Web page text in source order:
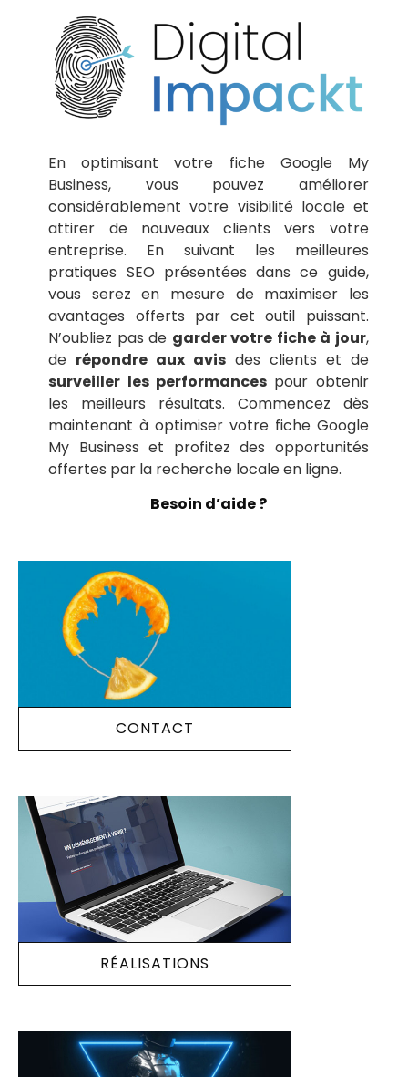
En optimisant votre fiche Google My
Business, vous pouvez améliorer
considérablement votre visibilité locale et
attirer de nouveaux clients vers votre
entreprise. En suivant les meilleures
pratiques SEO présentées dans ce guide,
vous serez en mesure de maximiser les
avantages offerts par cet outil puissant.
N’oubliez pas de garder votre fiche à jour,
de répondre aux avis des clients et de
surveiller les performances pour obtenir
les meilleurs résultats. Commencez dès
maintenant à optimiser votre fiche Google
My Business et profitez des opportunités
offertes par la recherche locale en ligne.
Besoin d’aide ?
CONTACT
RÉALISATIONS